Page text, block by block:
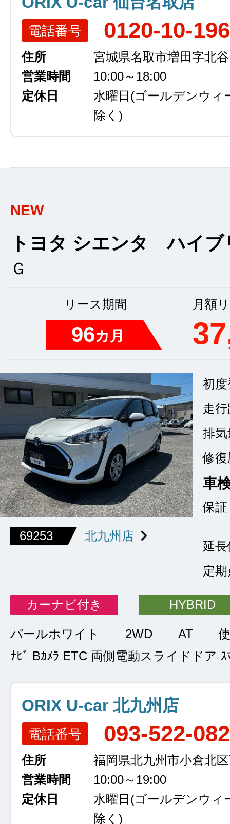
電話番号 0120-10-
住所
宮城県名取市増田字北
営業時間
10:00～18:00
定休日
水曜日 (ゴールデンウィ
除く)
NEW
トヨタ シエンタ ハイブ
Ｇ
リース期間
96カ月
月額
69253 北九州店
初
走
排気
修復
車
保証
延
定
カーナビ付き HYBRID
パールホワイト 2WD AT
ﾅﾋﾞ Bｶﾒﾗ ETC 両側電動スライドドア ｽ
ORIX U-car 北九州店
電話番号 093-522-
住所
福岡県北九州市小倉北
営業時間
10:00～19:00
定休日
水曜日 (ゴールデンウィ
除く)